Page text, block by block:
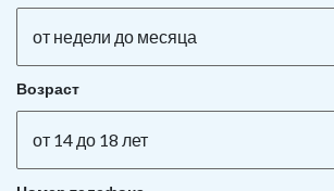
от недели до месяца
Возраст
от 14 до 18 лет